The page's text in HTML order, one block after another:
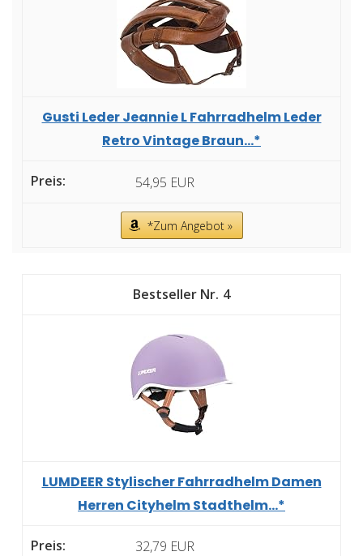
Gusti Leder Jeannie L Fahrradhelm Leder
Retro Vintage Braun...*
54,95 EUR
*Zum Angebot »
4
LUMDEER Stylischer Fahrradhelm Damen
Herren Cityhelm Stadthelm...*
32,79 EUR